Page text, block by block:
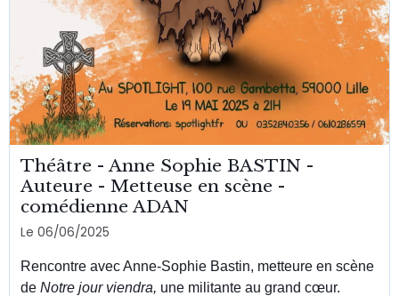
Théâtre - Anne Sophie BASTIN -
Auteure - Metteuse en scène -
comédienne ADAN
Le 06/06/2025
Rencontre avec Anne-Sophie Bastin, metteure en scène
de Notre jour viendra, une militante au grand cœur.